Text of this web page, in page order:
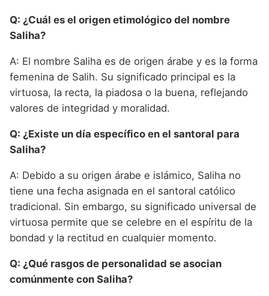
Q: ¿Cuál es el origen etimológico del nombre
Saliha?
A: El nombre Saliha es de origen árabe y es la forma
femenina de Salih. Su significado principal es la
virtuosa, la recta, la piadosa o la buena, reflejando
valores de integridad y moralidad.
Q: ¿Existe un día específico en el santoral para
Saliha?
A: Debido a su origen árabe e islámico, Saliha no
tiene una fecha asignada en el santoral católico
tradicional. Sin embargo, su significado universal de
virtuosa permite que se celebre en el espíritu de la
bondad y la rectitud en cualquier momento.
Q: ¿Qué rasgos de personalidad se asocian
comúnmente con Saliha?